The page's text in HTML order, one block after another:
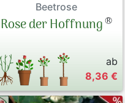
Beetrose
Rose der Hoffnung®
ab
8,36 €